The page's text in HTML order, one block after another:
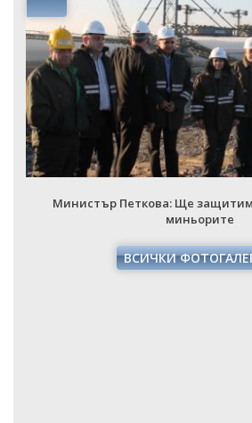
Министър Петкова: Ще
миньорите
ВСИЧКИ